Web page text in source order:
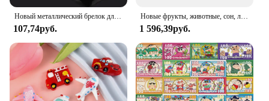
Новый металлический брелок для ключей с фруктами, металлический брелок с яблоком, брелок для ключей, брелок для автомобиля
107,74руб.
Новые фрукты, животные, сон, лицо, слепая коробка, автомобильное украшение, украшение для мобильного телефона, ручная работа, настольная аниме-кукла
1 596,39руб.